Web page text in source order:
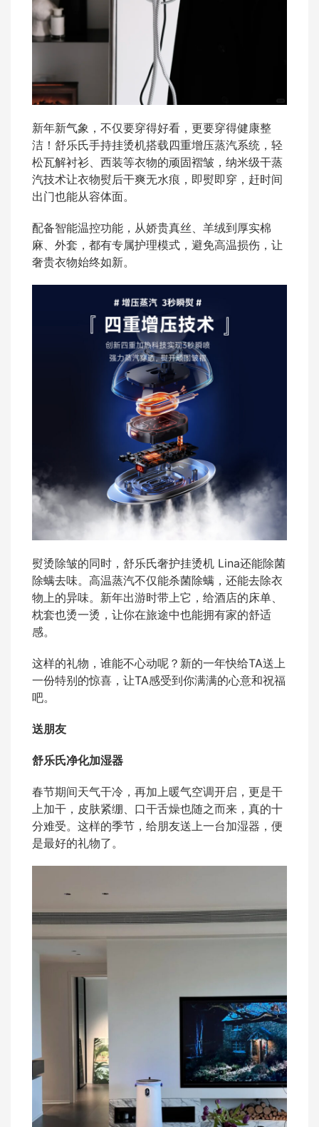
新年新气象，不仅要穿得好看，更要穿得健康整
洁！舒乐氏手持挂烫机搭载四重增压蒸汽系统，轻
松瓦解衬衫、西装等衣物的顽固褶皱，纳米级干蒸
汽技术让衣物熨后干爽无水痕，即熨即穿，赶时间
出门也能从容体面。
配备智能温控功能，从娇贵真丝、羊绒到厚实棉
麻、外套，都有专属护理模式，避免高温损伤，让
奢贵衣物始终如新。
熨烫除皱的同时，舒乐氏奢护挂烫机 Lina还能除菌
除螨去味。高温蒸汽不仅能杀菌除螨，还能去除衣
物上的异味。新年出游时带上它，给酒店的床单、
枕套也烫一烫，让你在旅途中也能拥有家的舒适
感。
这样的礼物，谁能不心动呢？新的一年快给TA送上
一份特别的惊喜，让TA感受到你满满的心意和祝福
吧。
送朋友
舒乐氏净化加湿器
春节期间天气干冷，再加上暖气空调开启，更是干
上加干，皮肤紧绷、口干舌燥也随之而来，真的十
分难受。这样的季节，给朋友送上一台加湿器，便
是最好的礼物了。